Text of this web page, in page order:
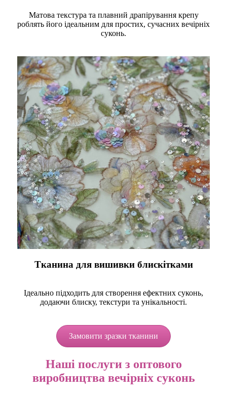
Матова текстура та плавний драпірування крепу
роблять його ідеальним для простих, сучасних вечірніх
суконь.
Тканина для вишивки блискітками
Ідеально підходить для створення ефектних суконь,
додаючи блиску, текстури та унікальності.
Замовити зразки тканини
Наші послуги з оптового
виробництва вечірніх суконь